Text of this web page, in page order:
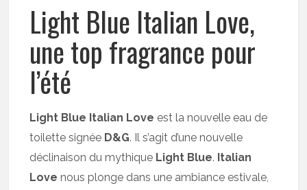
Light Blue Italian Love,
une top fragrance pour
l’été
Light Blue Italian Love est la nouvelle eau de
toilette signée D&G. Il s’agit d’une nouvelle
déclinaison du mythique Light Blue. Italian
Love nous plonge dans une ambiance estivale,